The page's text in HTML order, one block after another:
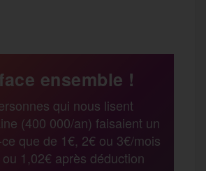
t
e
l
s
a
g
ensemble !
qui nous lisent
(400 000/an) faisaient un
que de 1€, 2€ ou 3€/mois
1,02€ après déduction